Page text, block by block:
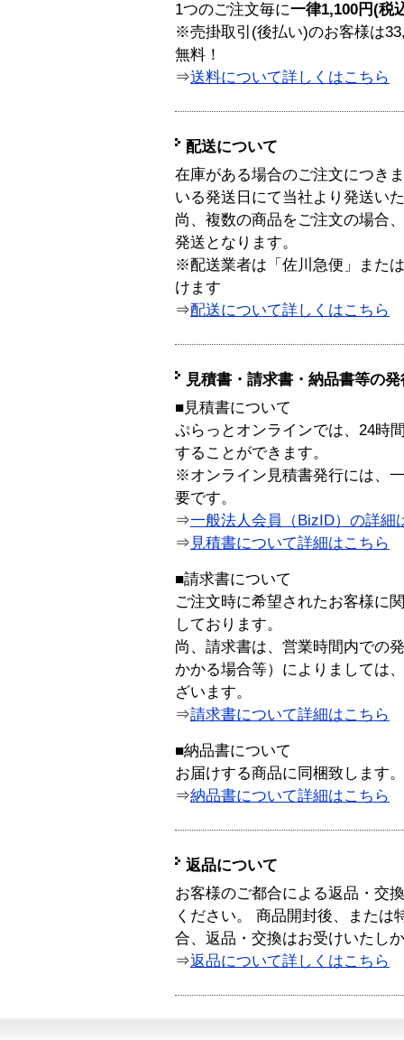
1つのご注文毎に一律1,100円(税
※売掛取引(後払い)のお客様は
無料！
⇒送料について詳しくはこちら
配送について
在庫がある場合のご注文につき
いる発送日にて当社より発送い
尚、複数の商品をご注文の場合
発送となります。
※配送業者は「佐川急便」また
けます
⇒配送について詳しくはこちら
見積書・請求書・納品書等の
■見積書について
ぷらっとオンラインでは、24時
することができます。
※オンライン見積書発行には、
要です。
⇒一般法人会員（BizID）の詳細
⇒ 見積書について詳細はこちら
■請求書について
ご注文時に希望されたお客様に
しております。
尚、請求書は、営業時間内での
かかる場合等）によりましては
ざいます。
⇒請求書について詳細はこちら
■納品書について
お届けする商品に同梱致します。
⇒納品書について詳細はこちら
返品について
お客様のご都合による返品・交
ください。 商品開封後、または
合、返品・交換はお受けいたし
⇒返品について詳しくはこちら